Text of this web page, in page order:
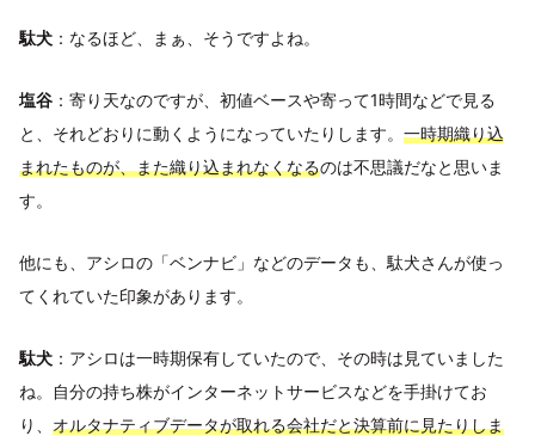
駄犬 ：なるほど、まぁ、そうですよね。
塩谷 ：寄り天なのですが、初値ベースや寄って1時間などで見る
と、それどおりに動くようになっていたりします。 一時期織り込
まれたものが、また織り込まれなくなるのは不思議だなと思いま
す。
他にも、アシロの「ベンナビ」などのデータも、駄犬さんが使っ
てくれていた印象があります。
駄犬 ：アシロは一時期保有していたので、その時は見ていました
ね。自分の持ち株がインターネットサービスなどを手掛けてお
り、 オルタナティブデータが取れる会社だと決算前に見たりしま